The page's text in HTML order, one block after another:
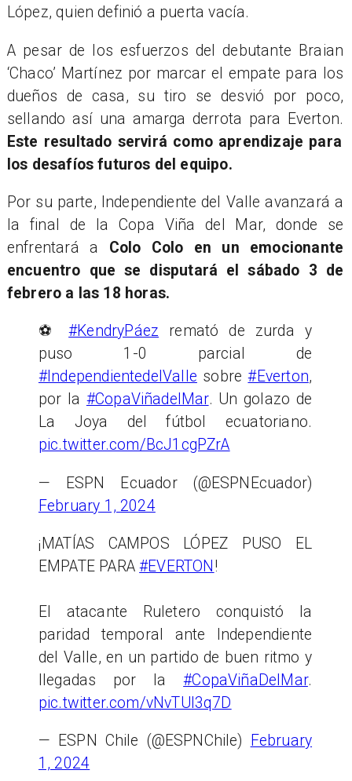
López, quien definió a puerta vacía.
A pesar de los esfuerzos del debutante Braian
‘Chaco’ Martínez por marcar el empate para los
dueños de casa, su tiro se desvió por poco,
sellando así una amarga derrota para Everton.
Este resultado servirá como aprendizaje para
los desafíos futuros del equipo.
Por su parte, Independiente del Valle avanzará a
la final de la Copa Viña del Mar, donde se
enfrentará a Colo Colo en un emocionante
encuentro que se disputará el sábado 3 de
febrero a las 18 horas.
⚽#KendryPáez remató de zurda y
puso 1-0 parcial de
#IndependientedelValle sobre#Everton,
por la #CopaViñadelMar. Un golazo de
La Joya del fútbol ecuatoriano.
pic.twitter.com/BcJ1cgPZrA
— ESPN Ecuador (@ESPNEcuador)
February 1, 2024
¡MATÍAS CAMPOS LÓPEZ PUSO EL
EMPATE PARA#EVERTON !
El atacante Ruletero conquistó la
paridad temporal ante Independiente
del Valle, en un partido de buen ritmo y
llegadas por la#CopaViñaDelMar.
pic.twitter.com/vNvTUI3q7D
— ESPN Chile (@ESPNChile)
February
1, 2024